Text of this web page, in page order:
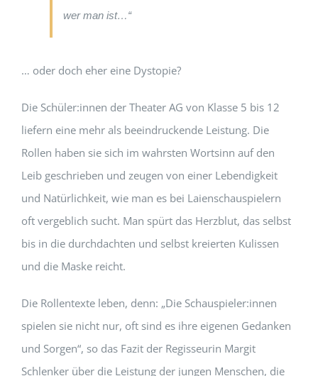
wer man ist…“
… oder doch eher eine Dystopie?
Die Schüler:innen der Theater AG von Klasse 5 bis 12
liefern eine mehr als beeindruckende Leistung. Die
Rollen haben sie sich im wahrsten Wortsinn auf den
Leib geschrieben und zeugen von einer Lebendigkeit
und Natürlichkeit, wie man es bei Laienschauspielern
oft vergeblich sucht. Man spürt das Herzblut, das selbst
bis in die durchdachten und selbst kreierten Kulissen
und die Maske reicht.
Die Rollentexte leben, denn: „Die Schauspieler:innen
spielen sie nicht nur, oft sind es ihre eigenen Gedanken
und Sorgen“, so das Fazit der Regisseurin Margit
Schlenker über die Leistung der jungen Menschen, die